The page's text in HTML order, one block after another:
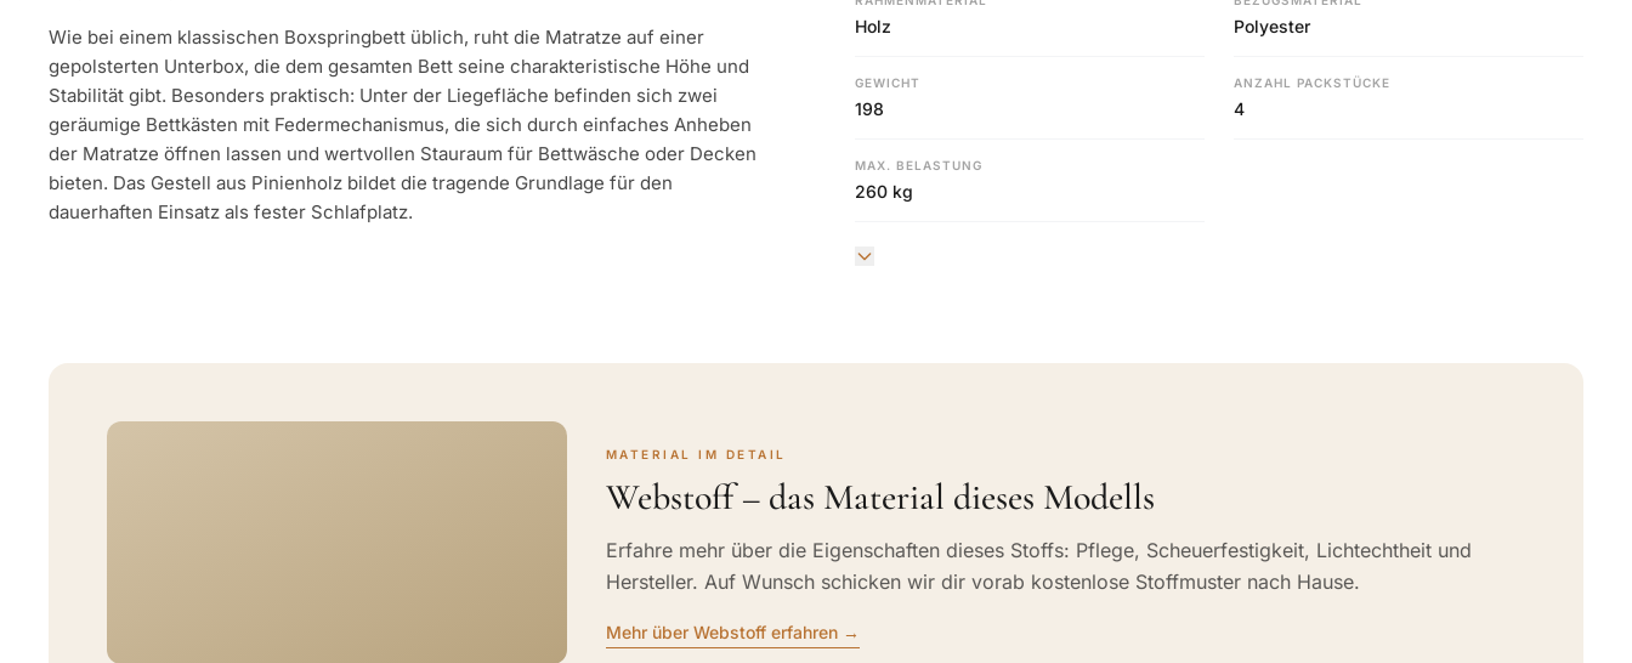
Wie bei einem klassischen Boxspringbett üblich, ruht die Matratze auf einer
gepolsterten Unterbox, die dem gesamten Bett seine charakteristische Höhe und
Stabilität gibt. Besonders praktisch: Unter der Liegefläche befinden sich zwei
geräumige Bettkästen mit Federmechanismus, die sich durch einfaches Anheben
der Matratze öffnen lassen und wertvollen Stauraum für Bettwäsche oder Decken
bieten. Das Gestell aus Pinienholz bildet die tragende Grundlage für den
dauerhaften Einsatz als fester Schlafplatz.
Holz Polyester
GEWICHT
198
ANZAHL PACKSTÜCKE
4
MAX. BELASTUNG
260 kg
MATERIAL IM DETAIL
Webstoff – das Material dieses Modells
Erfahre mehr über die Eigenschaften dieses Stoffs: Pflege, Scheuerfestigkeit, Lichtechtheit und
Hersteller. Auf Wunsch schicken wir dir vorab kostenlose Stoffmuster nach Hause.
Mehr über Webstoff erfahren →